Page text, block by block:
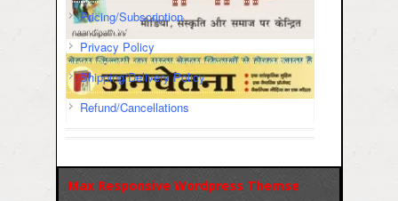
Pricing/Subscription
Privacy Policy
Shipping/Delivery Policy
Refund/Cancellations
Max Responsive Wordpress Themse